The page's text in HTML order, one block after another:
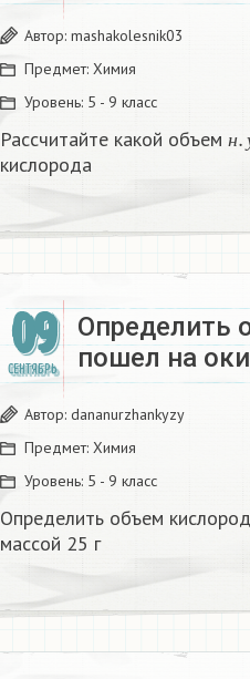
Автор: mashakolesnik03
Предмет: Химия
Уровень: 5 - 9 класс
Рассчитайте какой объем н
кислорода
09
СЕНТЯБРЬ
Определить
пошел на
Автор: dananurzhankyzy
Предмет: Химия
Уровень: 5 - 9 класс
Определить объем
массой 25 г